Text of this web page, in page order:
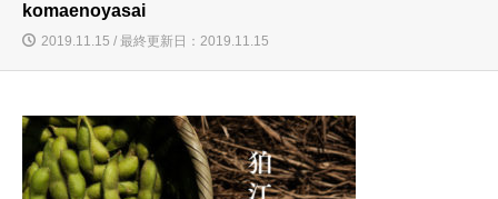
komaenoyasai
2019.11.15 / 最終更新日：2019.11.15